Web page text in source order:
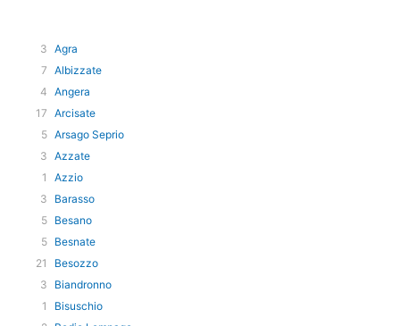
3 Agra
7 Albizzate
4 Angera
17 Arcisate
5 Arsago Seprio
3 Azzate
1
Azzio
3
Barasso
5 Besano
5 Besnate
21
Besozzo
3
Biandronno
1
Bisuschio